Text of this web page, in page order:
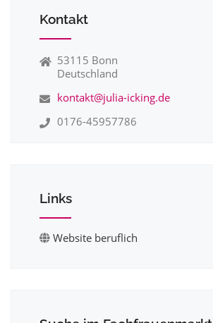
Kontakt
53115 Bonn
Deutschland
kontakt@julia-icking.de
0176-45957786
Links
Website beruflich